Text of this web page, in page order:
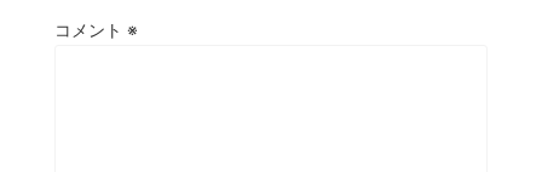
コメント ※